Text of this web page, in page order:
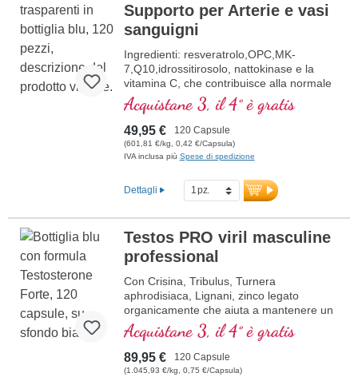
Supporto per Arterie e vasi
sanguigni
Ingredienti: resveratrolo,OPC,MK-
7,Q10,idrossitirosolo, nattokinase e la
vitamina C, che contribuisce alla normale
formazione del collagene per la normale
funzione dei vasi sanguigni. Le vitamine
del gruppo B sono presenti in forma
bioattiva.
Acquistane 3, il 4° è gratis
49,95 € 120 Capsule
(601,81 €/kg, 0,42 €/Capsula)
IVA inclusa più Spese di spedizione
Dettagli
Testos PRO viril masculine
professional
Con Crisina, Tribulus, Turnera
aphrodisiaca, Lignani, zinco legato
organicamente che aiuta a mantenere un
normale livello di testosterone nel sangue,
la sintesi proteica, il metabolismo dei
carboidrati, gli acidi grassi e il
metabolismo dei macronutrienti
Acquistane 3, il 4° è gratis
89,95 € 120 Capsule
(1.045,93 €/kg, 0,75 €/Capsula)